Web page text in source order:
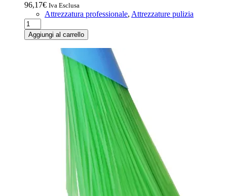
96,17€ Iva Esclusa
Attrezzatura professionale, Attrezzature pulizia
BIO
Basic
con
Aggiungi al carrello